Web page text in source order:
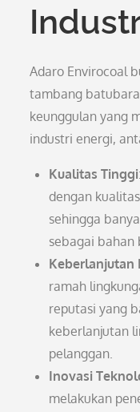
Adaro Envirocoal
tambang
keunggulan yang
industri energi,
Kualitas Tinggi
dengan
sehingga
sebagai bahan
Keberlanjutan
ramah
reputasi yang
keberlanjutan
pelanggan.
Inovasi
melakukan